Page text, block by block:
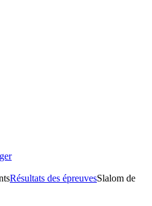
Résultats des épreuvesSlalom de